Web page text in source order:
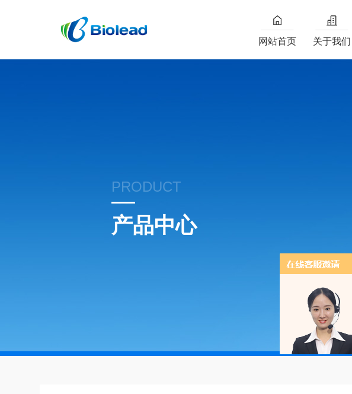
网站首页 关于我们
PRODUCT
产品中心